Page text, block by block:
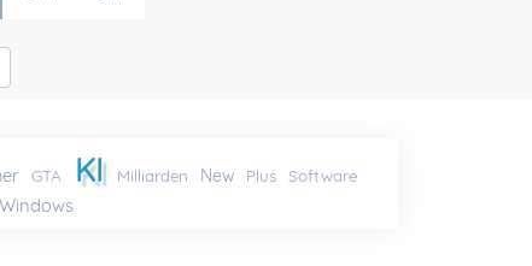
GTA KI Milliarden New Plus Software
Windows